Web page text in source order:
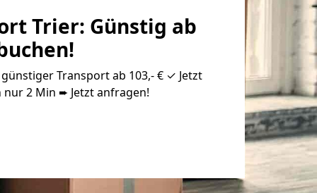
Trier: Günstig ab
Transport ab 103,- € ✓ Jetzt
2 Min ➨ Jetzt anfragen!